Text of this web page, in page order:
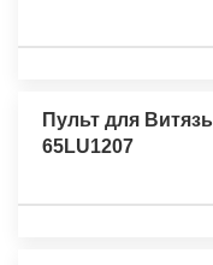
Пульт для Витязь
65LU1207